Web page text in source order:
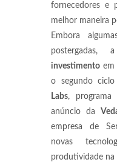
fornecedores e
melhor maneira
Embora
postergadas,
investimento em
o segundo
Labs, programa
anúncio da
empresa de
novas
produtividade na